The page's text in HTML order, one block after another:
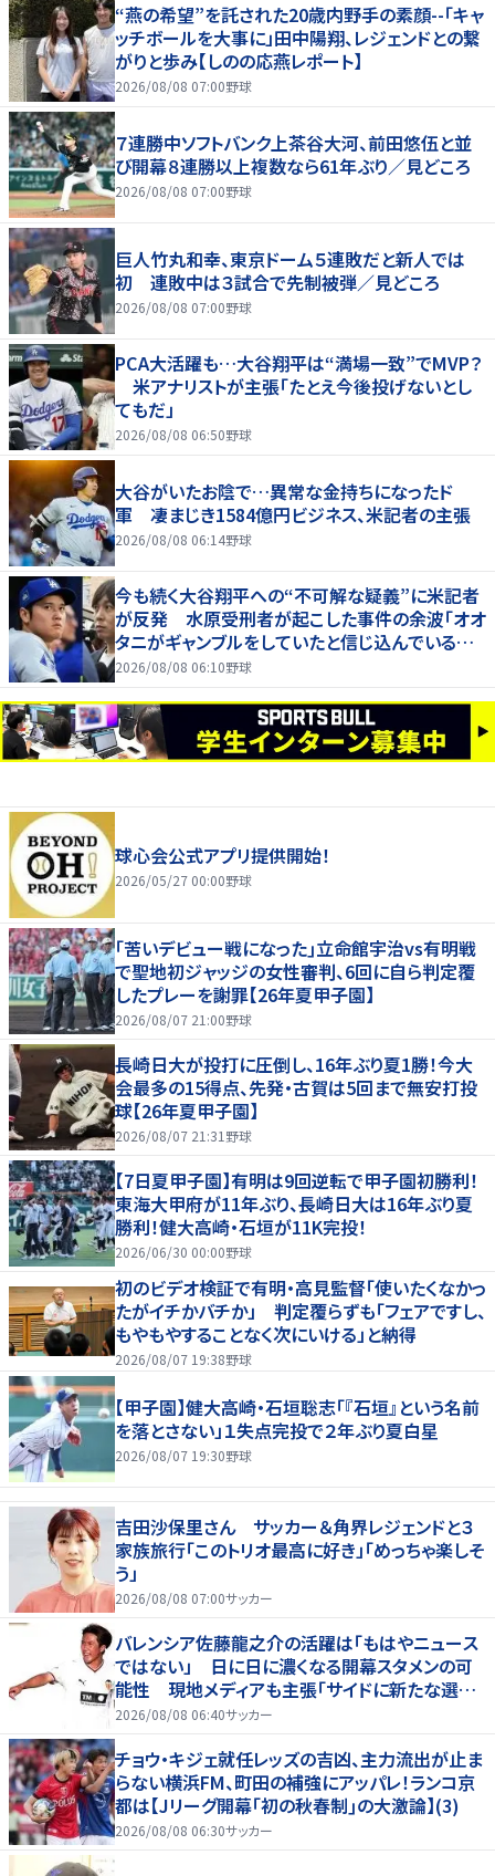
“燕の希望”を託された20歳内野手の素顔--「キャ
ッチボールを大事に」田中陽翔、レジェンドとの繋
がりと歩み【しのの応燕レポート】
2026/08/08 07:00野球
７連勝中ソフトバンク上茶谷大河、前田悠伍と並
び開幕８連勝以上複数なら61年ぶり／見どころ
2026/08/08 07:00野球
巨人竹丸和幸、東京ドーム５連敗だと新人では
初 連敗中は３試合で先制被弾／見どころ
2026/08/08 07:00野球
PCA大活躍も…大谷翔平は“満場一致”でMVP？
米アナリストが主張「たとえ今後投げないとし
てもだ」
2026/08/08 06:50野球
大谷がいたお陰で…異常な金持ちになったド
軍 凄まじき1584億円ビジネス、米記者の主張
2026/08/08 06:14野球
今も続く大谷翔平への“不可解な疑義”に米記者
が反発 水原受刑者が起こした事件の余波「オオ
タニがギャンブルをしていたと信じ込んでいる人
が一定数いる」
2026/08/08 06:10野球
球心会公式アプリ提供開始！
2026/05/27 00:00野球
｢苦いデビュー戦になった｣立命館宇治vs有明戦
で聖地初ジャッジの女性審判、6回に自ら判定覆
したプレーを謝罪【26年夏甲子園】
2026/08/07 21:00野球
長崎日大が投打に圧倒し、16年ぶり夏1勝！今大
会最多の15得点、先発・古賀は5回まで無安打投
球【26年夏甲子園】
2026/08/07 21:31 野球
【7日夏甲子園】有明は9回逆転で甲子園初勝利！
東海大甲府が11年ぶり、長崎日大は16年ぶり夏
勝利！健大高崎・石垣が11K完投！
2026/06/30 00:00野球
初のビデオ検証で有明・高見監督「使いたくなかっ
たがイチかバチか」 判定覆らずも「フェアですし、
もやもやすることなく次にいける」と納得
2026/08/07 19:38野球
【甲子園】健大高崎・石垣聡志「『石垣』という名前
を落とさない」１失点完投で２年ぶり夏白星
2026/08/07 19:30野球
吉田沙保里さん サッカー＆角界レジェンドと３
家族旅行「このトリオ最高に好き」「めっちゃ楽しそ
う」
2026/08/08 07:00サッカー
バレンシア佐藤龍之介の活躍は「もはやニュース
ではない」 日に日に濃くなる開幕スタメンの可
能性 現地メディアも主張「サイドに新たな選択
肢を提供する」
2026/08/08 06:40サッカー
チョウ・キジェ就任レッズの吉凶、主力流出が止ま
らない横浜FM、町田の補強にアッパレ！ランコ京
都は【Jリーグ開幕｢初の秋春制｣の大激論】(3)
2026/08/08 06:30サッカー